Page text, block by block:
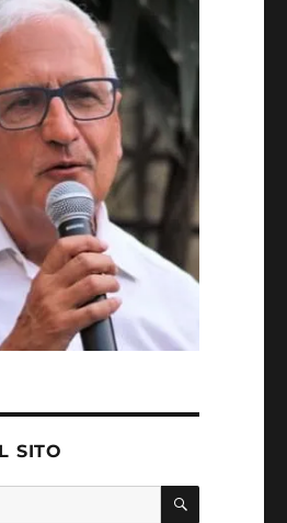
SITO
CERCA